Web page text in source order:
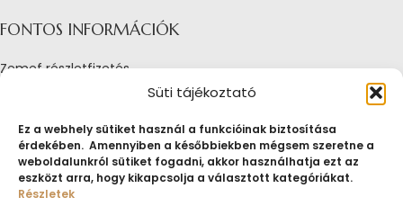
Süti tájékoztató
Ez a webhely sütiket használ a funkcióinak biztosítása
érdekében. Amennyiben a későbbiekben mégsem szeretne a
weboldalunkról sütiket fogadni, akkor használhatja ezt az
eszközt arra, hogy kikapcsolja a választott kategóriákat.
Részletek
FONTOS INFORMÁCIÓK
Zemef részletfizetés
Adatkezelési tájékoztató
Tájékoztató sütik alkalmazásáról
Fogyasztóvédelmi tájékoztató
Jogi nyilatkozat
Impresszum